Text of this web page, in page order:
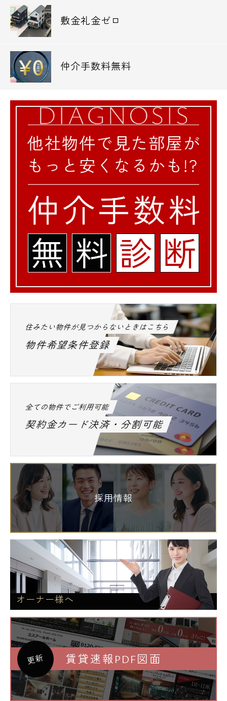
敷金礼金ゼロ
仲介手数料無料
住みたい物件が見つからないときはこちら
物件希望条件登録
全ての物件でご利用可能
契約金カード決済・分割可能
採用情報
オーナー様へ
更新 賃貸速報PDF図面